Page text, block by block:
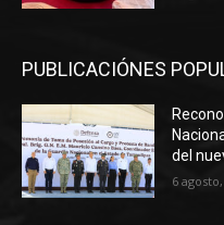
PUBLICACIÓNES
del
6